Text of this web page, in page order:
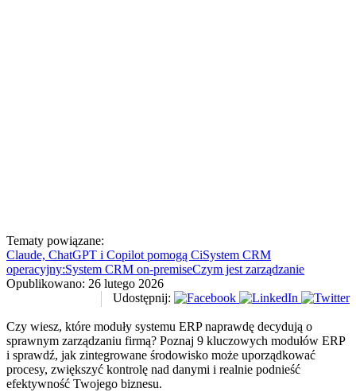
Tematy powiązane:
Claude, ChatGPT i Copilot pomogą CiSystem CRM
operacyjny:System CRM on-premiseCzym jest zarządzanie
Opublikowano: 26 lutego 2026
Udostępnij:
Czy wiesz, które moduły systemu ERP naprawdę decydują o
sprawnym zarządzaniu firmą? Poznaj 9 kluczowych modułów ERP
i sprawdź, jak zintegrowane środowisko może uporządkować
procesy, zwiększyć kontrolę nad danymi i realnie podnieść
efektywność Twojego biznesu.